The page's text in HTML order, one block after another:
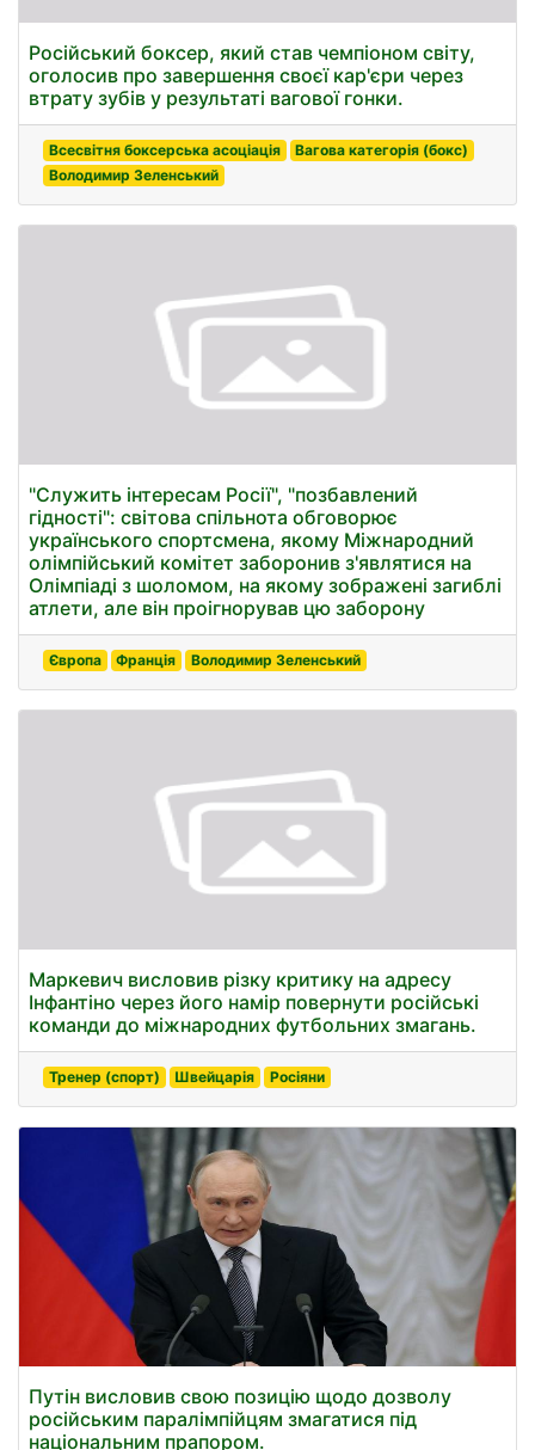
Російський боксер, який став чемпіоном світу,
оголосив про завершення своєї кар'єри через
втрату зубів у результаті вагової гонки.
Всесвітня боксерська асоціація
Вагова категорія (бокс)
Володимир Зеленський
"Служить інтересам Росії", "позбавлений
гідності": світова спільнота обговорює
українського спортсмена, якому Міжнародний
олімпійський комітет заборонив з'являтися на
Олімпіаді з шоломом, на якому зображені загиблі
атлети, але він проігнорував цю заборону
Європа Франція Володимир Зеленський
Маркевич висловив різку критику на адресу
Інфантіно через його намір повернути російські
команди до міжнародних футбольних змагань.
Тренер (спорт) Швейцарія Росіяни
Путін висловив свою позицію щодо дозволу
російським паралімпійцям змагатися під
національним прапором.